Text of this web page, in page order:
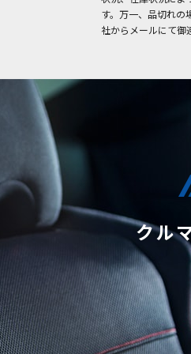
す。万一、品切れの
社からメールにて御
クル